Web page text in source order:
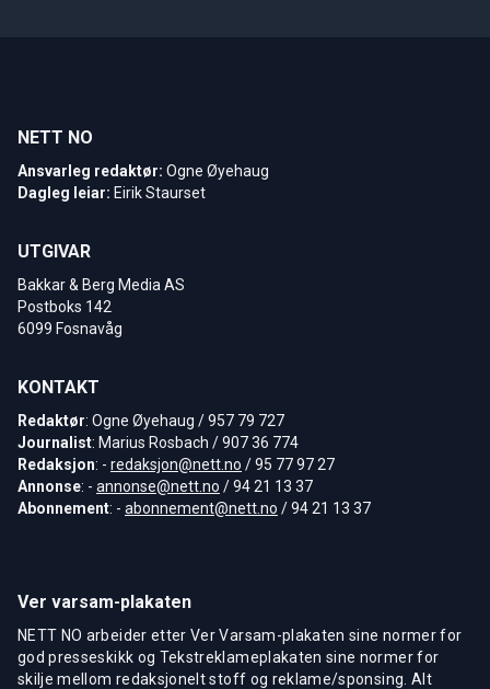
NETT NO
Ansvarleg redaktør: Ogne Øyehaug
Dagleg leiar: Eirik Staurset
UTGIVAR
Bakkar & Berg Media AS
Postboks 142
6099 Fosnavåg
KONTAKT
Redaktør: Ogne Øyehaug / 957 79 727
Journalist: Marius Rosbach / 907 36 774
Redaksjon: - redaksjon@nett.no / 95 77 97 27
Annonse: - annonse@nett.no / 94 21 13 37
Abonnement: - abonnement@nett.no / 94 21 13 37
Ver varsam-plakaten
NETT NO arbeider etter Ver Varsam-plakaten sine normer for
god presseskikk og Tekstreklameplakaten sine normer for
skilje mellom redaksjonelt stoff og reklame/sponsing. Alt